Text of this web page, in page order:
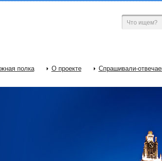
полка О проекте Спрашивали-